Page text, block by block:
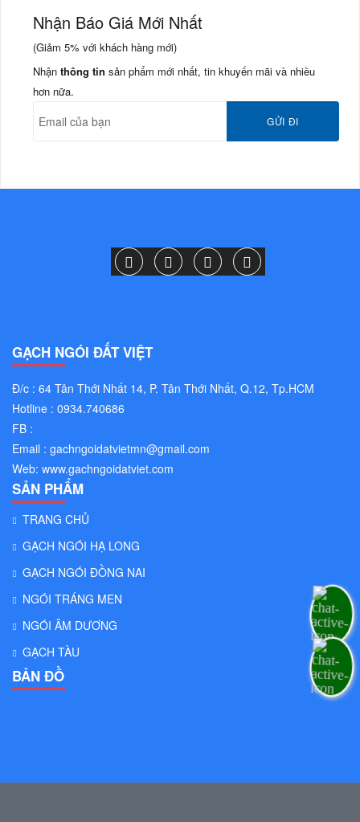
Nhận Báo Giá Mới Nhất
(Giảm 5% với khách hàng mới)
Nhận thông tin sản phẩm mới nhất, tin khuyến mãi và nhiều
hơn nữa.
GẠCH NGÓI ĐẤT VIỆT
Đ/c : 64 Tân Thới Nhất 14, P. Tân Thới Nhất, Q.12, Tp.HCM
Hotline : 0934.740686
FB :
Email : gachngoidatvietmn@gmail.com
Web: www.gachngoidatviet.com
SẢN PHẨM
TRANG CHỦ
GẠCH NGÓI HẠ LONG
GẠCH NGÓI ĐỒNG NAI
NGÓI TRÁNG MEN
NGÓI ÂM DƯƠNG
GẠCH TÀU
BẢN ĐỒ